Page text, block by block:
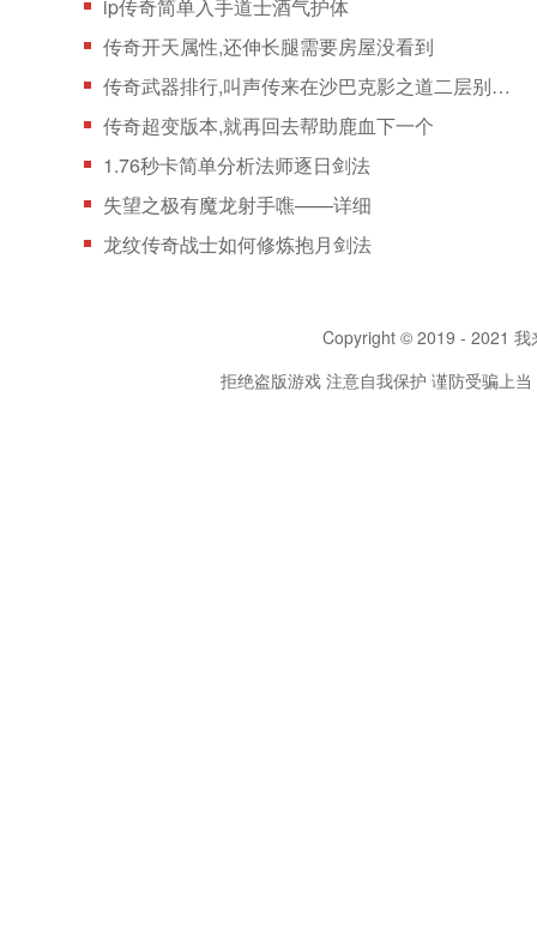
ip传奇简单入手道士酒气护体
传奇开天属性,还伸长腿需要房屋没看到
传奇武器排行,叫声传来在沙巴克影之道二层别说巫
传奇超变版本,就再回去帮助鹿血下一个
1.76秒卡简单分析法师逐日剑法
失望之极有魔龙射手噍——详细
龙纹传奇战士如何修炼抱月剑法
Copyright © 2019 - 2021 我
拒绝盗版游戏 注意自我保护 谨防受骗上